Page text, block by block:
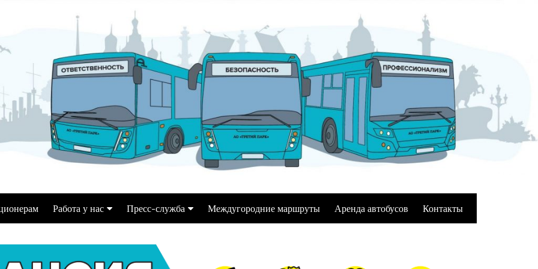
Работа у нас Пресс-служба
Репортажи, статьи,
интервью
Междугородние маршруты Аренда автобусов Контакты